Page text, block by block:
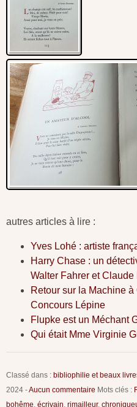
autres articles à lire :
Yves Lohé : artiste
Harry Chase : un
Walter Fahrer et Claude
Retour sur la Machine
Concours Lépine
Flupke est un Méchant
Qui était Mme Virginie
Classé dans : bibliophilie et beaux
2024 -Aucun commentaire Mots clés :
bohême écrivain rimailleur,